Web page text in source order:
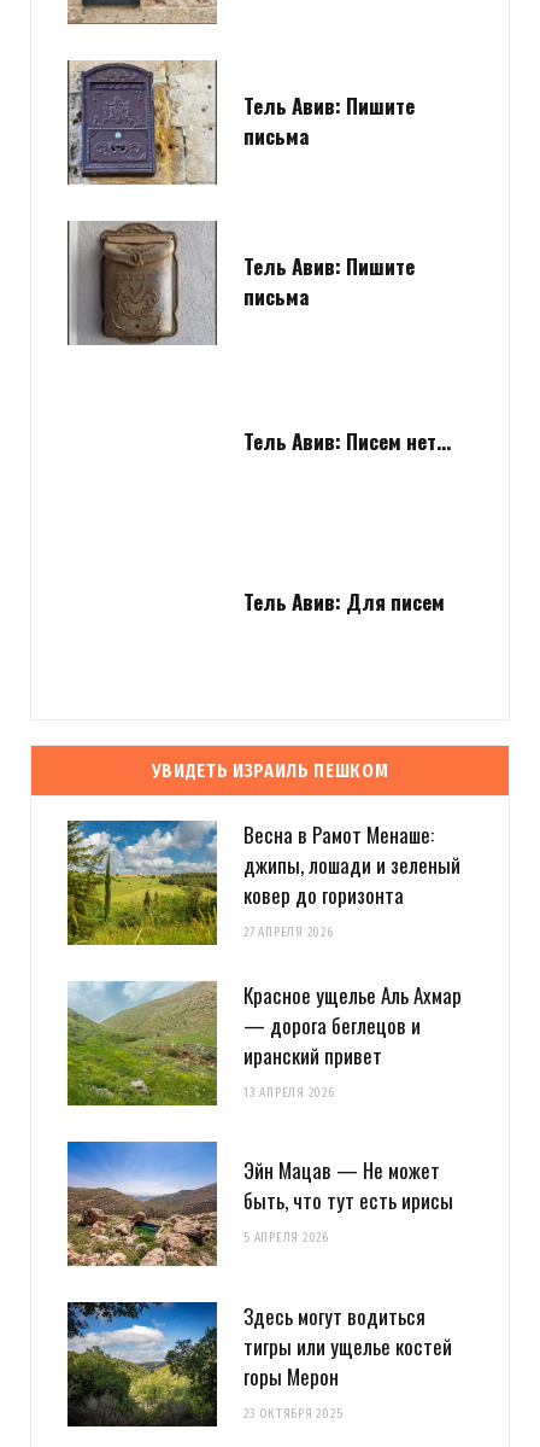
Тель Авив: Пишите
письма
Тель Авив: Пишите
письма
Тель Авив: Писем нет…
Тель Авив: Для писем
УВИДЕТЬ ИЗРАИЛЬ ПЕШКОМ
Весна в Рамот Менаше:
джипы, лошади и зеленый
ковер до горизонта
27 АПРЕЛЯ 2026
Красное ущелье Аль Ахмар
— дорога беглецов и
иранский привет
13 АПРЕЛЯ 2026
Эйн Мацав — Не может
быть, что тут есть ирисы
5 АПРЕЛЯ 2026
Здесь могут водиться
тигры или ущелье костей
горы Мерон
23 ОКТЯБРЯ 2025